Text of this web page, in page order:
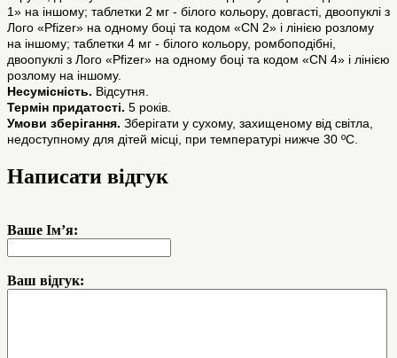
1» на іншому; таблетки 2 мг - білого кольору, довгасті, двоопуклі з
Лого «Pfizer» на одному боці та кодом «CN 2» і лінією розлому
на іншому; таблетки 4 мг - білого кольору, ромбоподібні,
двоопуклі з Лого «Pfizer» на одному боці та кодом «CN 4» і лінією
розлому на іншому.
Несумісність. Відсутня.
Термін придатості. 5 років.
Умови зберігання. Зберігати у сухому, захищеному від світла,
недоступному для дітей місці, при температурі нижче 30 ºC.
Написати відгук
Ваше Ім’я:
Ваш відгук: